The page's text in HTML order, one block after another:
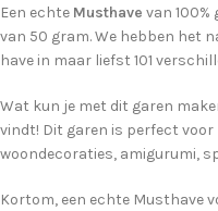
Een echte Musthave van
van 50 gram. We hebben het
have in maar liefst 101
Wat kun je met dit garen
vindt! Dit garen is perfect
woondecoraties, amigurumi,
Kortom, een echte Musthave